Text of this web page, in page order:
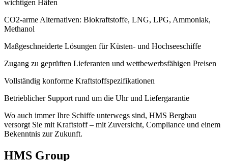
wichtigen Häfen
CO2-arme Alternativen: Biokraftstoffe, LNG, LPG, Ammoniak,
Methanol
Maßgeschneiderte Lösungen für Küsten- und Hochseeschiffe
Zugang zu geprüften Lieferanten und wettbewerbsfähigen Preisen
Vollständig konforme Kraftstoffspezifikationen
Betrieblicher Support rund um die Uhr und Liefergarantie
Wo auch immer Ihre Schiffe unterwegs sind, HMS Bergbau
versorgt Sie mit Kraftstoff – mit Zuversicht, Compliance und einem
Bekenntnis zur Zukunft.
HMS Group